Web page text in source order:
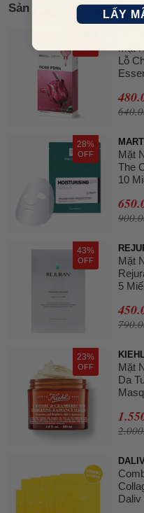
Sản phẩm tương tự
Mặt
Lỗ
28%
OFF
Mặt
The
10
43%
OFF
Mặt
5
23%
OFF
Mặt
Da
Daliv
LẤY